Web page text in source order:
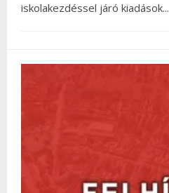
iskolakezdéssel járó kiadások...